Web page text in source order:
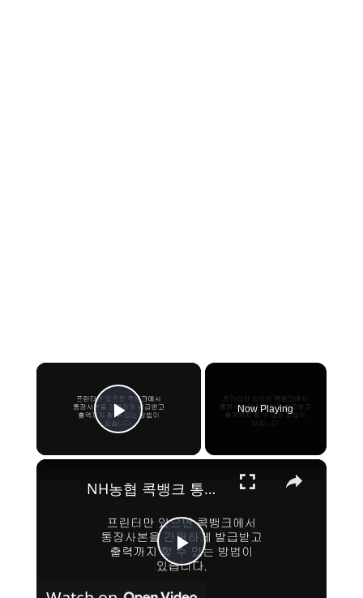
×
Play Video
Now Playing
×
P
NH농협 콕뱅크 통장사본 발급 받는 방법